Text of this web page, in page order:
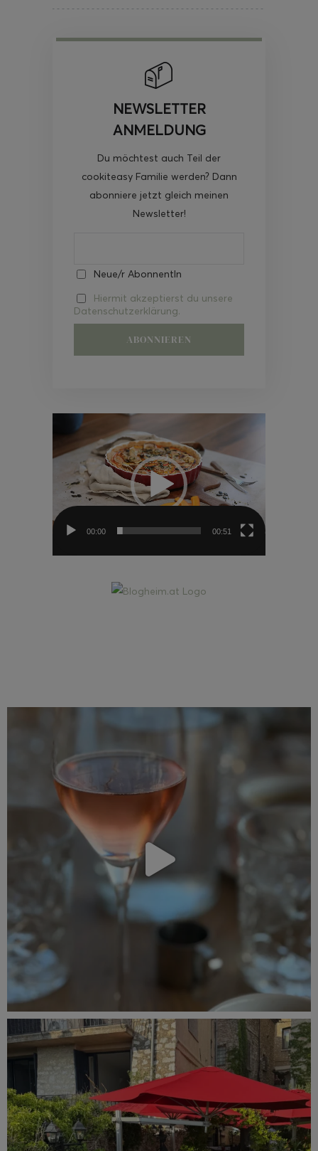
NEWSLETTER
ANMELDUNG
Du möchtest auch Teil der
cookiteasy Familie werden? Dann
abonniere jetzt gleich meinen
Newsletter!
Neue/r AbonnentIn
Hiermit akzeptierst du unsere
Datenschutzerklärung.
Video-
00:00 00:51